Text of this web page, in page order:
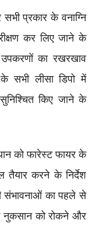
प्रकार के वनाग्नि
कर लिए जाने के
उपकरणों का रखरखाव
सभी लीसा डिपो में
किए जाने के
को फारेस्ट फायर के
तैयार करने के निर्देश
संभावनाओं का पहले से
नुकसान को रोकने और